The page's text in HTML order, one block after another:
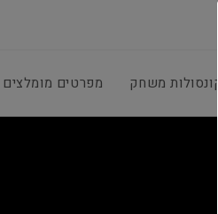
קונסולות משחק מפרטים מומלצים